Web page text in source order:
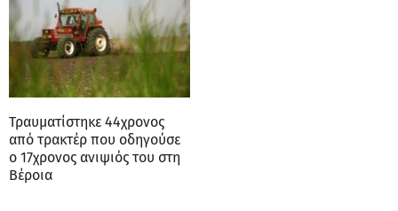
Τραυματίστηκε 44χρονος
από τρακτέρ που οδηγούσε
ο 17χρονος ανιψιός του στη
Βέροια